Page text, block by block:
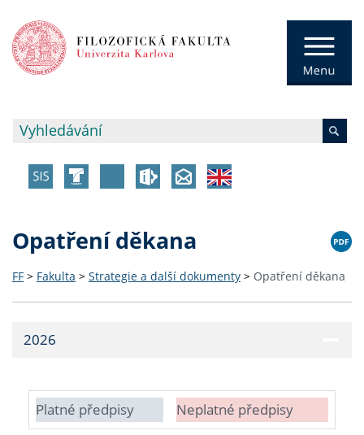
Opatření děkana
FF > Fakulta > Strategie a další dokumenty > Opatření děkana
2026
Platné předpisy Neplatné předpisy